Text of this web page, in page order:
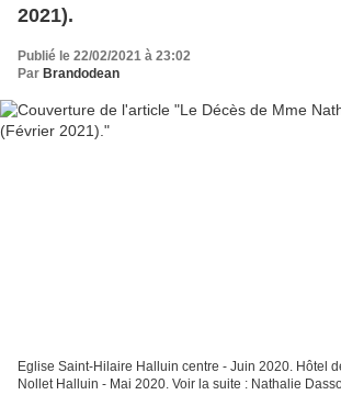
2021).
Publié le 22/02/2021 à 23:02
Par Brandodean
Eglise Saint-Hilaire Halluin centre - Juin 2020. Hôtel
Nollet Halluin - Mai 2020. Voir la suite : Nathalie